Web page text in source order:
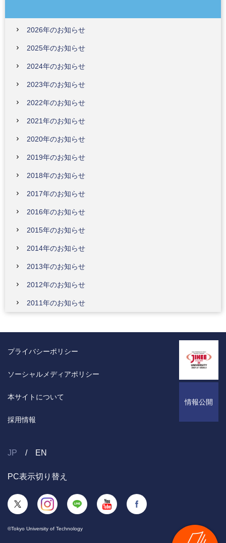
2026年のお知らせ
2025年のお知らせ
2024年のお知らせ
2023年のお知らせ
2022年のお知らせ
2021年のお知らせ
2020年のお知らせ
2019年のお知らせ
2018年のお知らせ
2017年のお知らせ
2016年のお知らせ
2015年のお知らせ
2014年のお知らせ
2013年のお知らせ
2012年のお知らせ
2011年のお知らせ
情報公開
プライバシーポリシー
ソーシャルメディアポリシー
本サイトについて
採用情報
JP EN
PC表示切り替え
©Tokyo University of Technology